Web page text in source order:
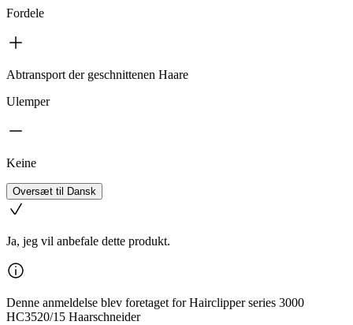
Fordele
Abtransport der geschnittenen Haare
Ulemper
Keine
Oversæt til Dansk
Ja, jeg vil anbefale dette produkt.
Denne anmeldelse blev foretaget for Hairclipper series 3000
HC3520/15 Haarschneider